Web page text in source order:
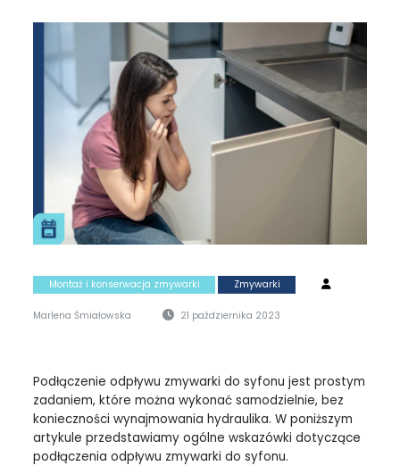
Montaż i konserwacja zmywarki Zmywarki
Marlena Śmiałowska 21 października 2023
Podłączenie odpływu zmywarki do syfonu jest prostym
zadaniem, które można wykonać samodzielnie, bez
konieczności wynajmowania hydraulika. W poniższym
artykule przedstawiamy ogólne wskazówki dotyczące
podłączenia odpływu zmywarki do syfonu.